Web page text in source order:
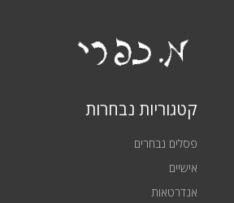
קטגוריות נבחרות
פסלים נבחרים
אישיים
אנדרטאות